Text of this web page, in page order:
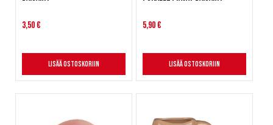
3,50 €
Lisää ostoskoriin
5,90 €
Lisää ostoskoriin